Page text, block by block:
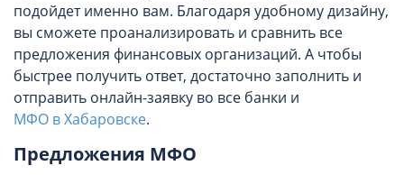
подойдет именно вам. Благодаря удобному дизайну,
вы сможете проанализировать и сравнить все
предложения финансовых организаций. А чтобы
быстрее получить ответ, достаточно заполнить и
отправить онлайн-заявку во все банки и
МФО в Хабаровске.
Предложения МФО